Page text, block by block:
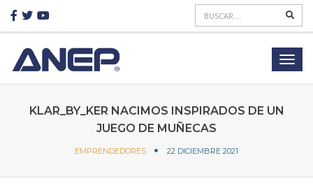
KLAR_BY_KER NACIMOS INSPIRADOS DE UN
JUEGO DE MUÑECAS
EMPRENDEDORES 22 DICIEMBRE 2021